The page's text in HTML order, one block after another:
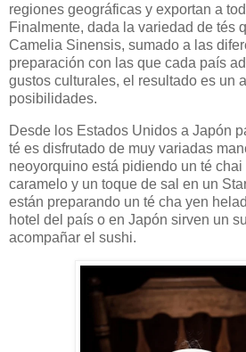
regiones geográficas y exportan a
Finalmente, dada la variedad de tés
Camelia Sinensis, sumado a las
preparación con las que cada país
gustos culturales, el resultado es un
posibilidades.
Desde los Estados Unidos a Japón
té es disfrutado de muy variadas
neoyorquino está pidiendo un té chai
caramelo y un toque de sal en un
están preparando un té cha yen
hotel del país o en Japón sirven un
acompañar el sushi.